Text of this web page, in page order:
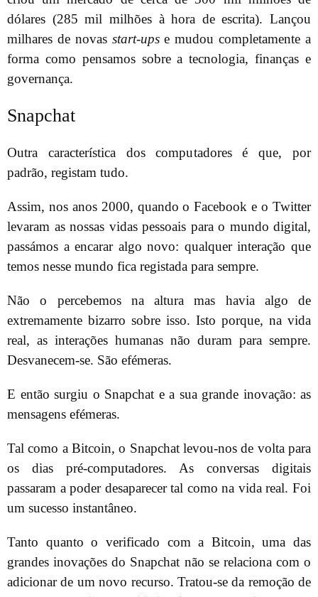
dólares (285 mil milhões à hora de escrita). Lançou
milhares de novas start-upse mudou completamente a
forma como pensamos sobre a tecnologia, finanças e
governança.
Snapchat
Outra característica dos computadores é que, por
padrão, registam tudo.
Assim, nos anos 2000, quando o Facebook e o Twitter
levaram as nossas vidas pessoais para o mundo digital,
passámos a encarar algo novo: qualquer interação que
temos nesse mundo fica registada para sempre.
Não o percebemos na altura mas havia algo de
extremamente bizarro sobre isso. Isto porque, na vida
real, as interações humanas não duram para sempre.
Desvanecem-se. São efémeras.
E então surgiu o Snapchat e a sua grande inovação: as
mensagens efémeras.
Tal como a Bitcoin, o Snapchat levou-nos de volta para
os dias pré-computadores. As conversas digitais
passaram a poder desaparecer tal como na vida real. Foi
um sucesso instantâneo.
Tanto quanto o verificado com a Bitcoin, uma das
grandes inovações do Snapchat não se relaciona com o
adicionar de um novo recurso. Tratou-se da remoção de